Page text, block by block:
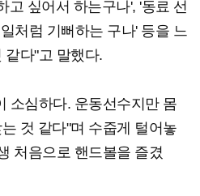
고 싶어서 하는구나', '동료 선
처럼 기뻐하는 구나' 등을 느
같다"고 말했다.
소심하다. 운동선수지만 몸
것 같다"며 수줍게 털어놓
처음으로 핸드볼을 즐겼